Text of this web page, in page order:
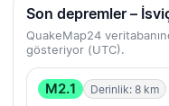
Son depremler –
QuakeMap24
gösteriyor (UTC).
M2.1 Derinlik: 8 km